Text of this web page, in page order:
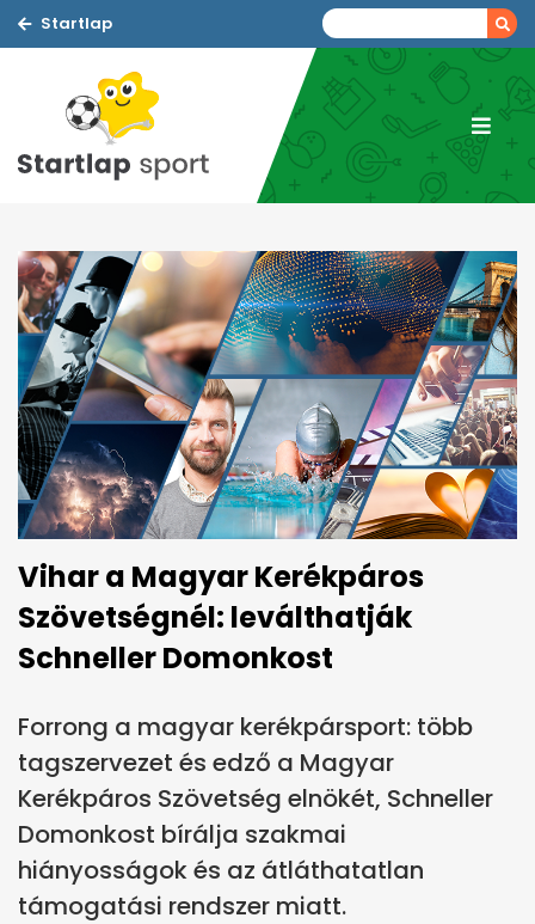
Startlap
Vihar a Magyar Kerékpáros
Szövetségnél: leválthatják
Schneller Domonkost
Forrong a magyar kerékpársport: több
tagszervezet és edző a Magyar
Kerékpáros Szövetség elnökét, Schneller
Domonkost bírálja szakmai
hiányosságok és az átláthatatlan
támogatási rendszer miatt.